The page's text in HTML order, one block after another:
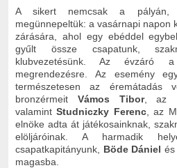
A sikert nemcsak a
megünnepeltük: a vasárnapi napon
zárására, ahol egy ebéddel
gyűlt össze csapatunk,
klubvezetésünk. Az évzáró
megrendezésre. Az esemény
természetesen az éremátadás
bronzérmeit Vámos Tibor, az
valamintStudniczky Ferenc, az
elnöke adta át játékosainknak,
elöljáróinak. A harmadik
csapatkapitányunk, Böde Dániel és
magasba.